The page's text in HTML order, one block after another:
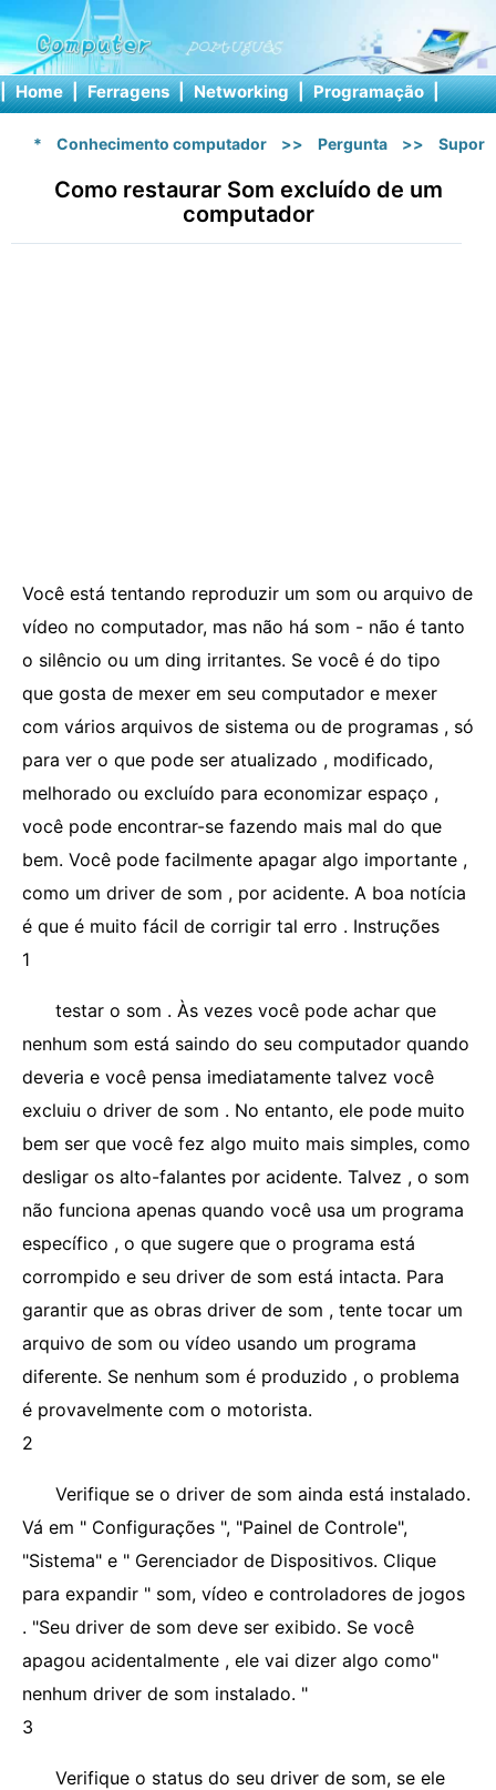
| Home | Ferragens | Networking | Programação |
* Conhecimento computador >> Pergunta >>
Como restaurar Som excluído de um
computador
Você está tentando reproduzir um som ou arquivo de
vídeo no computador, mas não há som - não é tanto
o silêncio ou um ding irritantes. Se você é do tipo
que gosta de mexer em seu computador e mexer
com vários arquivos de sistema ou de programas , só
para ver o que pode ser atualizado , modificado,
melhorado ou excluído para economizar espaço ,
você pode encontrar-se fazendo mais mal do que
bem. Você pode facilmente apagar algo importante ,
como um driver de som , por acidente. A boa notícia
é que é muito fácil de corrigir tal erro . Instruções
1
testar o som . Às vezes você pode achar que
nenhum som está saindo do seu computador quando
deveria e você pensa imediatamente talvez você
excluiu o driver de som . No entanto, ele pode muito
bem ser que você fez algo muito mais simples, como
desligar os alto-falantes por acidente. Talvez , o som
não funciona apenas quando você usa um programa
específico , o que sugere que o programa está
corrompido e seu driver de som está intacta. Para
garantir que as obras driver de som , tente tocar um
arquivo de som ou vídeo usando um programa
diferente. Se nenhum som é produzido , o problema
é provavelmente com o motorista.
2
Verifique se o driver de som ainda está instalado.
Vá em " Configurações ", "Painel de Controle",
"Sistema" e " Gerenciador de Dispositivos. Clique
para expandir " som, vídeo e controladores de jogos
. "Seu driver de som deve ser exibido. Se você
apagou acidentalmente , ele vai dizer algo como"
nenhum driver de som instalado. "
3
Verifique o status do seu driver de som, se ele